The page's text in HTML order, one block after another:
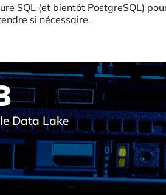
SQL (et bientôt PostgreSQL)
si nécessaire.
Data Lake